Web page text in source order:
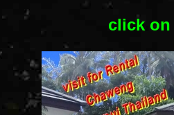
click